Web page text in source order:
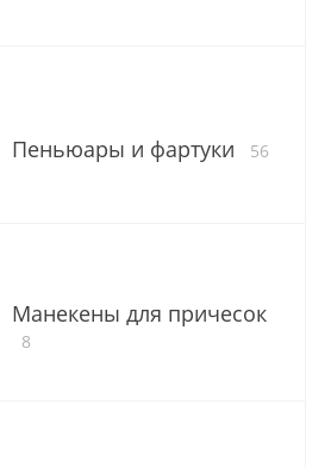
Пеньюары и фартуки 56
Манекены для причесок
8